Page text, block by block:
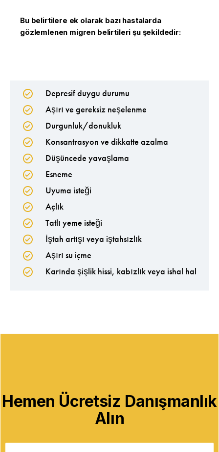
Bu belirtilere ek olarak bazı hastalarda
gözlemlenen migren belirtileri şu şekildedir:
Depresif duygu durumu
Aşırı ve gereksiz neşelenme
Durgunluk/donukluk
Konsantrasyon ve dikkatte azalma
Düşüncede yavaşlama
Esneme
Uyuma isteği
Açlık
Tatlı yeme isteği
İştah artışı veya iştahsızlık
Aşırı su içme
Karında şişlik hissi, kabızlık veya ishal hal
Hemen Ücretsiz Danışmanlık
Alın